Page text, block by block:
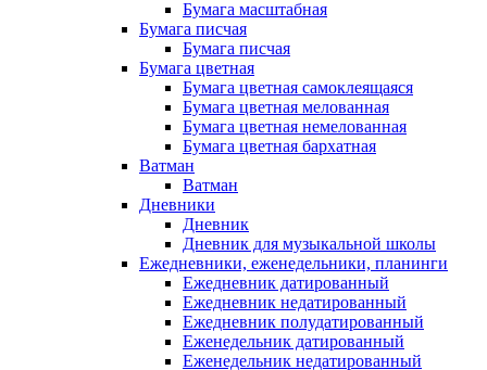
Бумага масштабная
Бумага писчая
Бумага писчая
Бумага цветная
Бумага цветная самоклеящаяся
Бумага цветная мелованная
Бумага цветная немелованная
Бумага цветная бархатная
Ватман
Ватман
Дневники
Дневник
Дневник для музыкальной школы
Ежедневники, еженедельники, планинги
Ежедневник датированный
Ежедневник недатированный
Ежедневник полудатированный
Еженедельник датированный
Еженедельник недатированный